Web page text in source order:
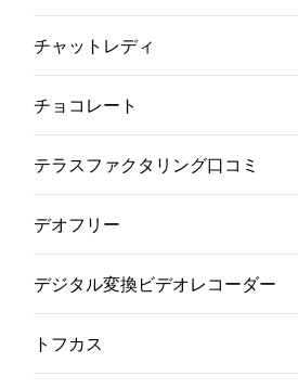
チャットレディ
チョコレート
テラスファクタリング口コミ
デオフリー
デジタル変換ビデオレコーダー
トフカス